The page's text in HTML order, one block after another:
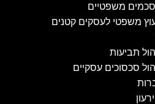
משפטיים
משפטי לעסקים קטנים
תביעות
סכסוכים עסקיים